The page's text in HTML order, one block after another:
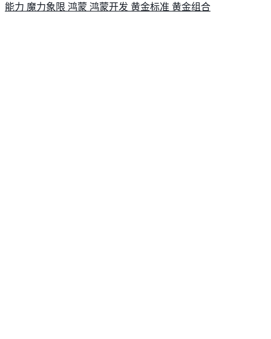
能力 魔力象限 鸿蒙 鸿蒙开发 黄金标准 黄金组合